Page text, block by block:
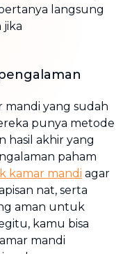
langsung
jika
mandi yang sudah
punya metode
hasil akhir yang
paham
kamar mandi agar
nat, serta
aman untuk
kamu bisa
mandi